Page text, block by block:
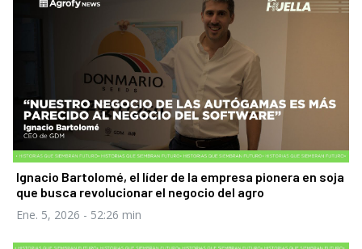
Ignacio Bartolomé, el líder de la empresa pionera en soja
que busca revolucionar el negocio del agro
Ene. 5, 2026 - 52:26 min